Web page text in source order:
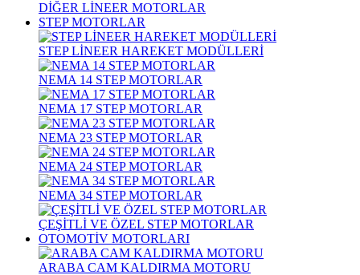
DİĞER LİNEER MOTORLAR
STEP MOTORLAR
STEP LİNEER HAREKET MODÜLLERİ
NEMA 14 STEP MOTORLAR
NEMA 17 STEP MOTORLAR
NEMA 23 STEP MOTORLAR
NEMA 24 STEP MOTORLAR
NEMA 34 STEP MOTORLAR
ÇEŞİTLİ VE ÖZEL STEP MOTORLAR
OTOMOTİV MOTORLARI
ARABA CAM KALDIRMA MOTORU